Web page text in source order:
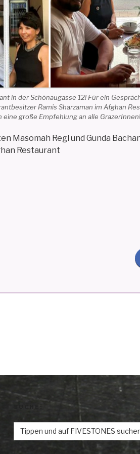
in der Schönaugasse 12! Für ein
Ramis Sharzaman im Afghan
eine große Empfehlung an alle GrazerInnen!
Masomah Regl und Gunda
Restaurant
Search
for: